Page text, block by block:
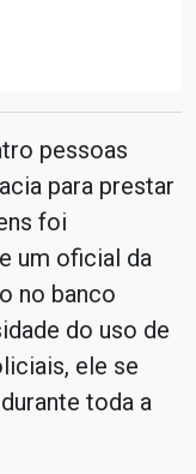
pessoas
para prestar
foi
um oficial da
no banco
do uso de
ele se
toda a